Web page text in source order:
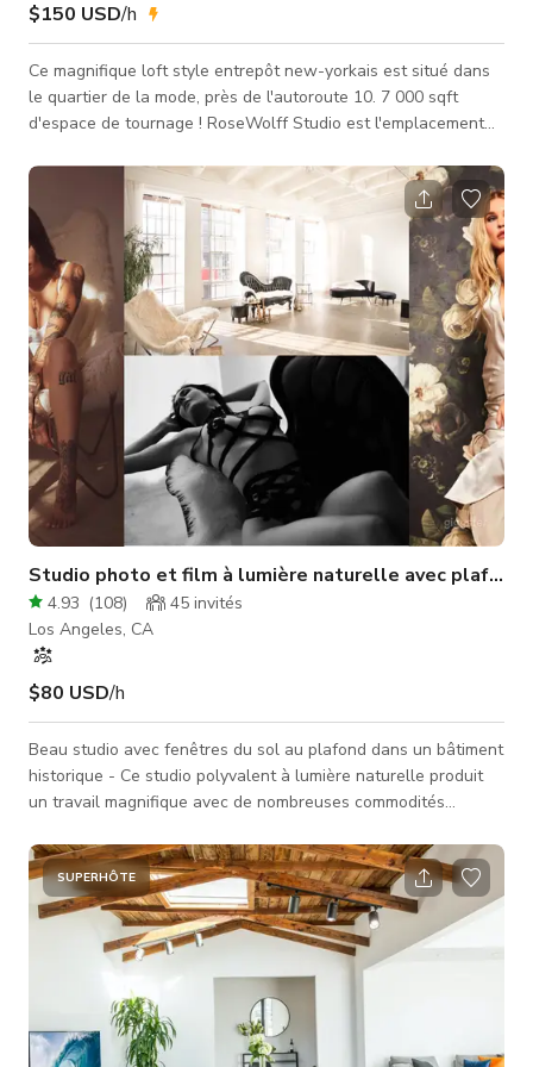
$150 USD/h
Ce magnifique loft style entrepôt new-yorkais est situé dans
le quartier de la mode, près de l'autoroute 10. 7 000 sqft
d'espace de tournage ! RoseWolff Studio est l'emplacement
séminaires, magazines, portraits, clips musicaux et bien plus
encore ! Découvrez notre visite virtuelle 3D
:https://my.matterport.com/show/?m=izWtxhyuq5d Il offre un
côté en béton avec de magnifiques poutres cimentées et un
côté en bois ave
Studio photo et film à lumière naturelle avec plafond
4.93 (108) 45 invités
Los Angeles, CA
$80 USD/h
Beau studio avec fenêtres du sol au plafond dans un bâtiment
historique - Ce studio polyvalent à lumière naturelle produit
un travail magnifique avec de nombreuses commodités
sont pour les jours de semaine, du lundi au vendredi. Détails
complets des tarifs dans la section TARIFS DE PRODUCTION
ci-dessous. Note sur les tarifs d'événement : Les tarifs
indiqués sont pour les jours de semaine, du lundi au vendredi.
SUPERHÔTE